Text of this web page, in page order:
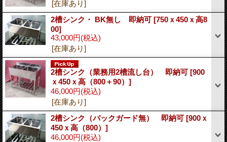
[在庫あり]
2槽シンク・ BK無し 即納可 [750ｘ450ｘ高8
00]
43,000円(税込)
[在庫あり]
2槽シンク（業務用2槽流し台） 即納可 [900
ｘ450ｘ高（800＋90）]
46,000円(税込)
[在庫あり]
2槽シンク（バックガード無） 即納可 [900ｘ
450ｘ高（800）]
46,000円(税込)